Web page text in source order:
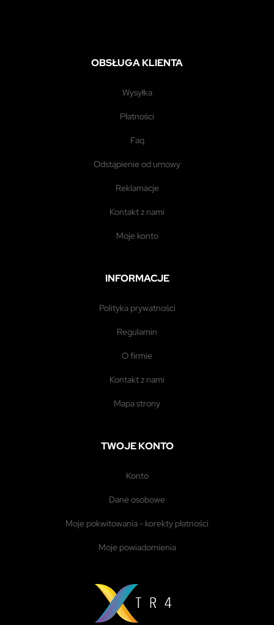
OBSŁUGA KLIENTA
wysyłka
płatności
faq
odstąpienie od umowy
reklamacje
kontakt z nami
moje konto
INFORMACJE
polityka prywatności
regulamin
o firmie
kontakt z nami
mapa strony
TWOJE KONTO
konto
dane osobowe
moje pokwitowania - korekty płatności
moje powiadomienia